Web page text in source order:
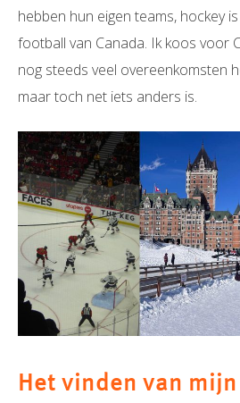
hebben hun eigen teams, hockey
football van Canada. Ik koos voor
nog steeds veel overeenkomsten
maar toch net iets anders is.
Het vinden van